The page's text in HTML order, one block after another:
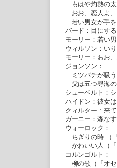
もはや灼熱の太
おお、恋人よ、
若い男女が手を
バード：目にす
モーリー：若い
ウィルソン：い
モーリー：おお
ジョンソン：
ミツバチが吸う
父は五つ尋海
シューベルト：
ハイドン：彼女
クィルター：来
ガーニー：森な
ウォーロック：
ちぎりの時 （
かわいい人（
コルンゴルト：
柳の歌（「オ